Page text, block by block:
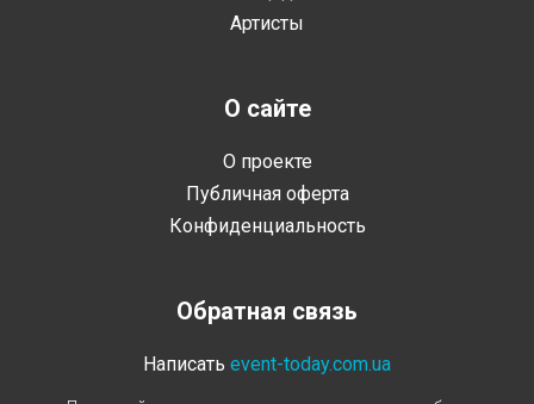
Артисты
О сайте
О проекте
Публичная оферта
Конфиденциальность
Обратная связь
Написать event-today.com.ua